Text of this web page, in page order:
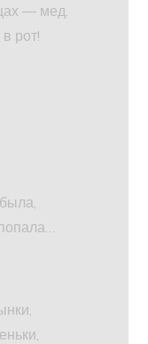
— мед.
рот!